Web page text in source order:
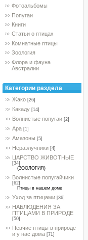
Фотоальбомы
Попугаи
Книги
Статьи о птицах
Комнатные птицы
Зоология
Флора и фауна
Австралии
Категории раздела
Жако [26]
Какаду [14]
Волнистые попугаи [2]
Ара [1]
Амазоны [5]
Неразлучники [4]
ЦАРСТВО ЖИВОТНЫЕ
[34]
(ЗООЛОГИЯ)
Волнистые попугайчики
[62]
Птицы в нашем доме
Уход за птицами [36]
НАБЛЮДЕНИЯ ЗА
ПТИЦАМИ В ПРИРОДЕ
[50]
Певчие птицы в природе
и у нас дома [71]